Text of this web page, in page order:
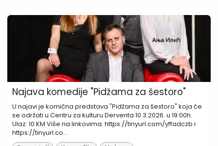
Najava komedije "Pidžama za šestoro"
U najavi je komična predstava "Pidžama za šestoro" koja će
se održati u Centru za kulturu Derventa 10.3.2026. u 19:00h.
Ulaz: 10 KM Više na linkovima: https://tinyurl.com/yffadczb i
https://tinyurl.co...